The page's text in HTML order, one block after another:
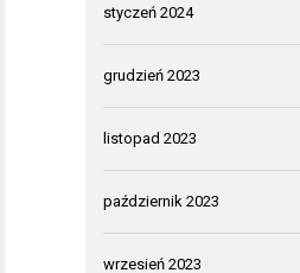
styczeń 2024
grudzień 2023
listopad 2023
październik 2023
wrzesień 2023